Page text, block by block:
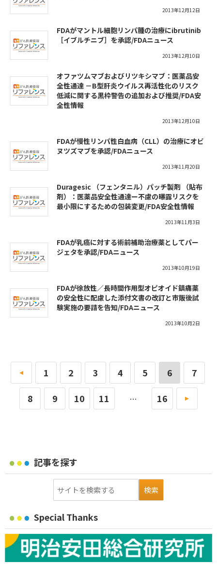
2013年12月12日
FDAがマントル細胞リンパ腫の治療にibrutinib
［イブルチニブ］を承認/FDAニュース
2013年12月10日
オファツムマブおよびリツキシマブ：医薬品安
全性通達 －B型肝炎ウイルス再活性化のリスク
低減に関する黒枠警告の追加および推奨/FDA安
全性情報
2013年12月10日
FDAが慢性リンパ性白血病（CLL）の治療にオビ
ヌツズマブを承認/FDAニュース
2013年11月20日
Duragesic （フェンタニル）パッチ製剤 （貼布
剤）：医薬品安全性通達ー不慮の曝露リスクを
最小限にするための包装変更/FDA安全性情報
2013年11月3日
FDAが乳癌に対する術前補助治療薬としてパー
ジェタを承認/FDAニュース
2013年10月19日
FDAが徐放性／長時間作用型オピオイド鎮痛薬
の安全性に配慮した添付文書の改訂と市販後試
験実施の要請を告知/FDAニュース
2013年10月2日
« 1 2 3 4 5 6 7
8 9 10 11 … 16 »
記事を探す
Special Thanks